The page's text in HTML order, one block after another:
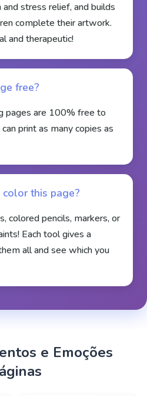
stress relief, and builds
complete their artwork.
and therapeutic!
free?
pages are 100% free to
print as many copies as
this page?
colored pencils, markers, or
Each tool gives a
all and see which you
e Emoções